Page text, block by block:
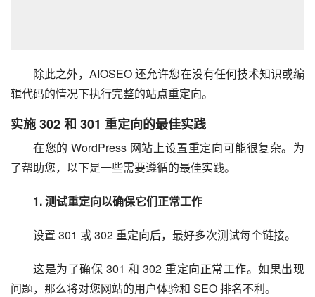
除此之外，AIOSEO 还允许您在没有任何技术知识或编
辑代码的情况下执行完整的站点重定向。
实施 302 和 301 重定向的最佳实践
在您的 WordPress 网站上设置重定向可能很复杂。为
了帮助您，以下是一些需要遵循的最佳实践。
1. 测试重定向以确保它们正常工作
设置 301 或 302 重定向后，最好多次测试每个链接。
这是为了确保 301 和 302 重定向正常工作。如果出现
问题，那么将对您网站的用户体验和 SEO 排名不利。